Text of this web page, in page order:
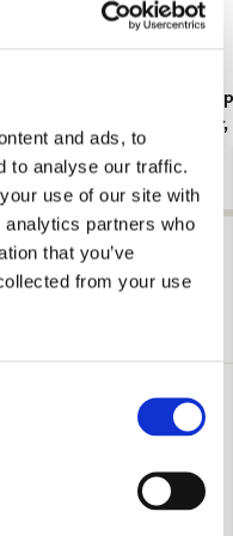
and ads, to
to analyse our traffic.
use of our site with
partners who
that you’ve
from your use
oder
Jan
€ 9,99
Toevoegen